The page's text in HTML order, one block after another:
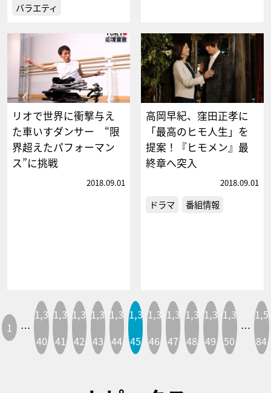
バラエティ
リオで世界に衝撃与え
た車いすダンサー “限
界超えたパフォーマン
ス”に挑戦
2018.09.01
高岡早紀、窪田正孝に
「最高のヒモ人生」を
提案！『ヒモメン』最
終章へ突入
2018.09.01
ドラマ 番組情報
1 …
1,3
40
1,3
41
1,3
42
1,3
43
1,3
44
1,3
45
1,3
46
1,3
47
1,3
48
1,3
49
1,3
50
…
1,5
84